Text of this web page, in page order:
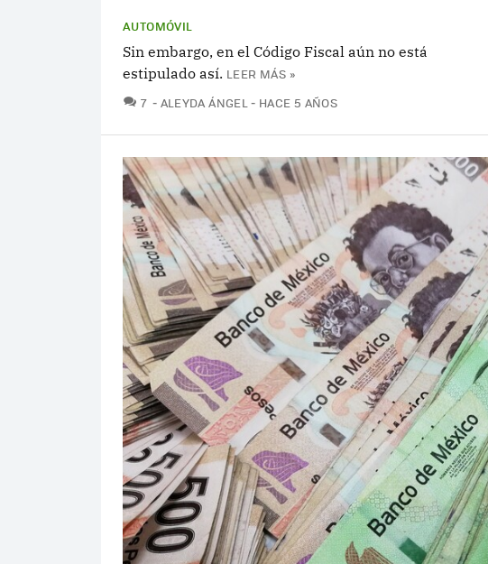
AUTOMÓVIL
Sin embargo, en el Código Fiscal aún no está
estipulado así. LEER MÁS »
7 COMENTARIOS
ALEYDA ÁNGEL HACE 5 AÑOS